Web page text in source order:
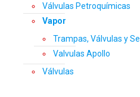
Válvulas Petroquímicas
Vapor
Trampas, Válvulas y
Valvulas Apollo
Válvulas